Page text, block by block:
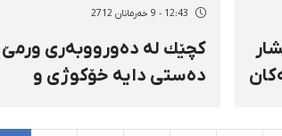
12:43 - 9 خەرمانان 2712
كچێك لە دەورووبەری ورمێ‌
دەستی دایە خۆكوژی و